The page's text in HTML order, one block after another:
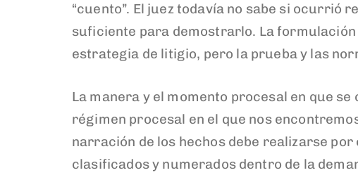
“cuento”. El juez todavía no sabe si ocurrió
suficiente para demostrarlo. La formulación
estrategia de litigio, pero la prueba y las
La manera y el momento procesal en que
régimen procesal en el que nos
narración de los hechos debe realizarse
clasificados y numerados dentro de la